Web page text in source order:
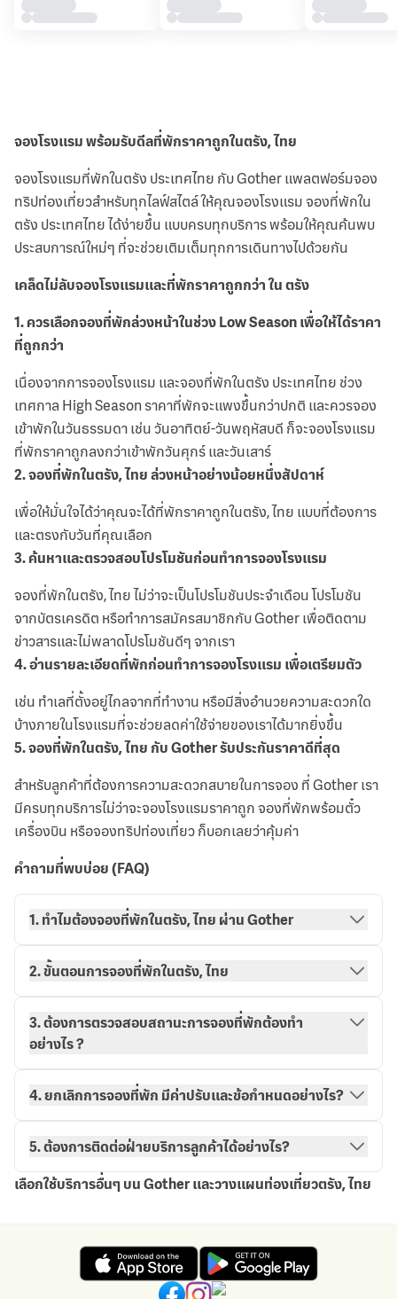
จองโรงแรม พร้อมรับดีลที่พักราคาถูกในตรัง, ไทย
จองโรงแรมที่พักในตรัง ประเทศไทย กับ Gother แพลตฟอร์มจอง
ทริปท่องเที่ยวสำหรับทุกไลฟ์สไตล์ ให้คุณจองโรงแรม จองที่พักใน
ตรัง ประเทศไทย ได้ง่ายขึ้น แบบครบทุกบริการ พร้อมให้คุณค้นพบ
ประสบการณ์ใหม่ๆ ที่จะช่วยเติมเต็มทุกการเดินทางไปด้วยกัน
เคล็ดไม่ลับจองโรงแรมและที่พักราคาถูกกว่า ใน ตรัง
1.ควรเลือกจองที่พักล่วงหน้าในช่วง Low Season เพื่อให้ได้ราคา
ที่ถูกกว่า
เนื่องจากการจองโรงแรม และจองที่พักในตรัง ประเทศไทย ช่วง
เทศกาล High Season ราคาที่พักจะแพงขึ้นกว่าปกติ และควรจอง
เข้าพักในวันธรรมดา เช่น วันอาทิตย์-วันพฤหัสบดี ก็จะจองโรงแรม
ที่พักราคาถูกลงกว่าเข้าพักวันศุกร์ และวันเสาร์
2.จองที่พักในตรัง, ไทย ล่วงหน้าอย่างน้อยหนึ่งสัปดาห์
เพื่อให้มั่นใจได้ว่าคุณจะได้ที่พักราคาถูกในตรัง, ไทย แบบที่ต้องการ
และตรงกับวันที่คุณเลือก
3.ค้นหาและตรวจสอบโปรโมชันก่อนทำการจองโรงแรม
จองที่พักในตรัง, ไทย ไม่ว่าจะเป็นโปรโมชันประจำเดือน โปรโมชัน
จากบัตรเครดิต หรือทำการสมัครสมาชิกกับ Gother เพื่อติดตาม
ข่าวสารและไม่พลาดโปรโมชันดีๆ จากเรา
4.อ่านรายละเอียดที่พักก่อนทำการจองโรงแรม เพื่อเตรียมตัว
เช่น ทำเลที่ตั้งอยู่ไกลจากที่ทำงาน หรือมีสิ่งอำนวยความสะดวกใด
บ้างภายในโรงแรมที่จะช่วยลดค่าใช้จ่ายของเราได้มากยิ่งขึ้น
5.จองที่พักในตรัง, ไทย กับ Gother รับประกันราคาดีที่สุด
สำหรับลูกค้าที่ต้องการความสะดวกสบายในการจอง ที่ Gother เรา
มีครบทุกบริการไม่ว่าจะจองโรงแรมราคาถูก จองที่พักพร้อมตั๋ว
เครื่องบิน หรือจองทริปท่องเที่ยว ก็บอกเลยว่าคุ้มค่า
คำถามที่พบบ่อย (FAQ)
1. ทำไมต้องจองที่พักในตรัง, ไทย ผ่าน Gother
2. ขั้นตอนการจองที่พักในตรัง, ไทย
3. ต้องการตรวจสอบสถานะการจองที่พักต้องทำ
อย่างไร ?
การจองของฉัน
4. ยกเลิกการจองที่พัก มีค่าปรับและข้อกำหนดอย่างไร?
5. ต้องการติดต่อฝ่ายบริการลูกค้าได้อย่างไร?
เลือกใช้บริการอื่นๆ บน Gother และวางแผนท่องเที่ยวตรัง, ไทย